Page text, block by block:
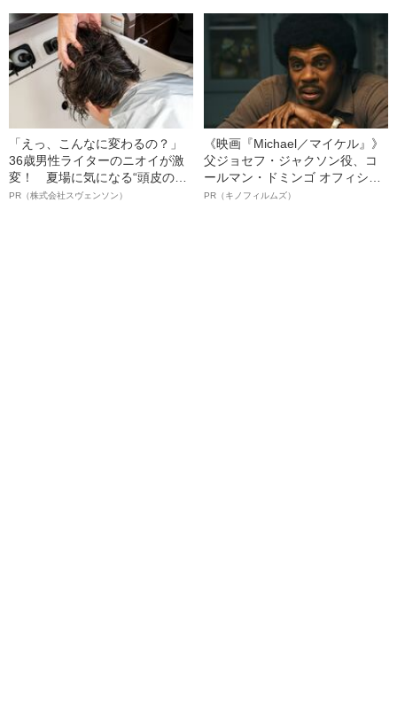
「えっ、こんなに変わるの？」
36歳男性ライターのニオイが激
変！ 夏場に気になる“頭皮のニ
オイ”や“ベタつき”を解消す
PR（株式会社スヴェンソン）
《映画『Michael／マイケル』》
父ジョセフ・ジャクソン役、コ
ールマン・ドミンゴ オフィシャ
ルインタビュー“観客を魅了した
PR（キノフィルムズ）